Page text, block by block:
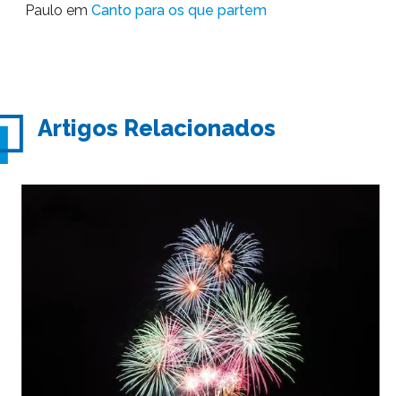
Paulo em Canto para os que partem
Artigos Relacionados